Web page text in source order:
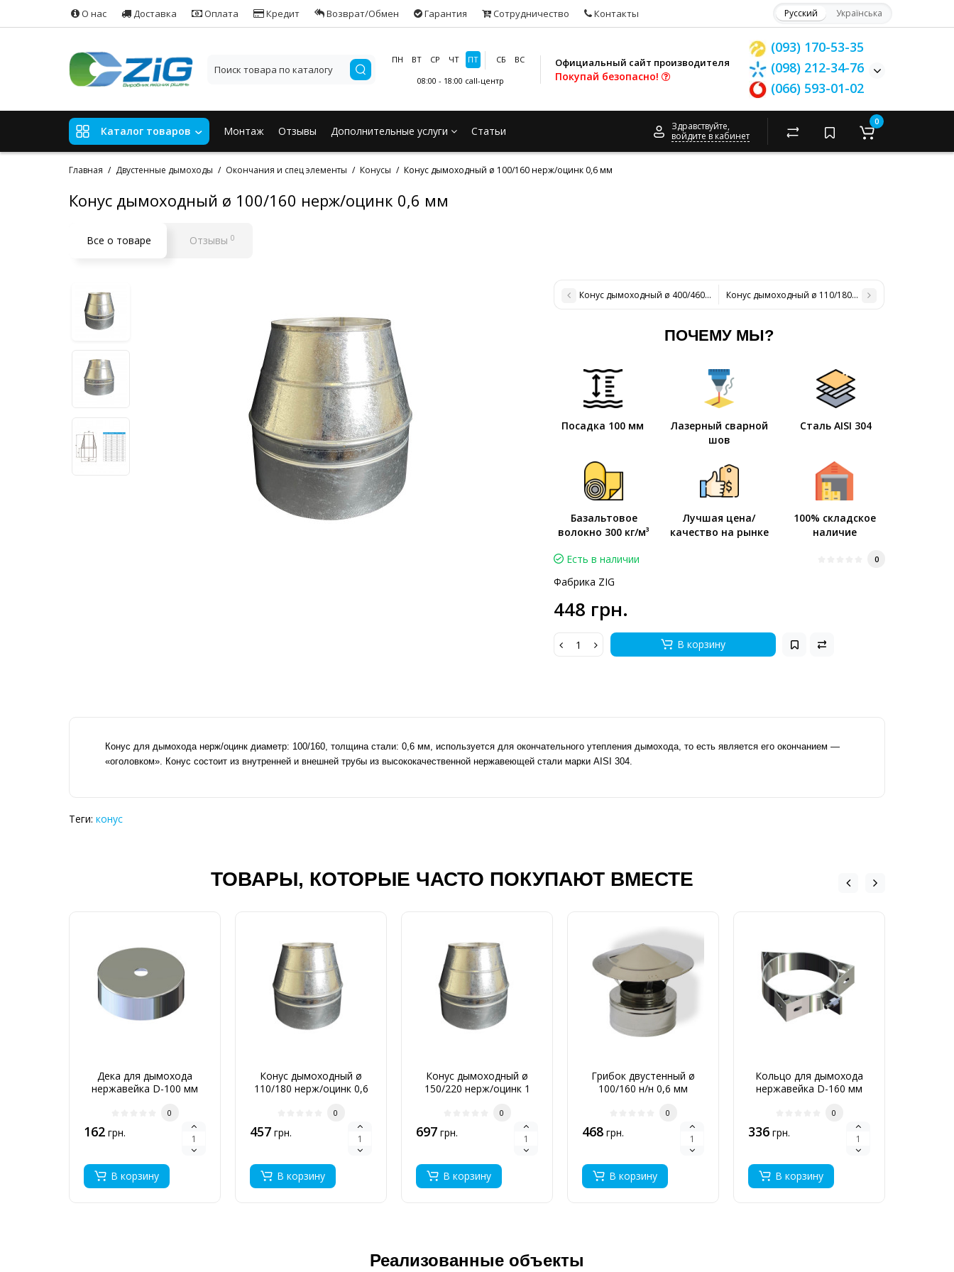
О нас Доставка Оплата Кредит Возврат/Обмен Гарантия Сотрудничество Контакты Русский Українська
ПН ВТ СР ЧТ ПТ СБ
ВС
08:00 - 18:00 call-центр
Официальный сайт производителя
Покупай безопасно!
(093) 170-53-35
(098) 212-34-76
(066) 593-01-02
Каталог товаров Монтаж Отзывы Дополнительные услуги Статьи
Здравствуйте,
войдите в кабинет
0
Главная Двустенные дымоходы Окончания и спец элементы Конусы Конус дымоходный ø 100/160 нерж/оцинк 0,6 мм
Конус дымоходный ø 100/160 нерж/оцинк 0,6 мм
Все о товаре Отзывы 0
Конус дымоходный ø 400/460 нерж/нерж 1 ммКонус дымоходный ø 110/180 нерж/оцинк 0,6 мм
ПОЧЕМУ МЫ?
Посадка 100 мм
Лазерный сварной
шов
Сталь AISI 304
Базальтовое
волокно 300 кг/м³
Лучшая цена/
качество на рынке
100% складское
наличие
Есть в наличии
0
Фабрика ZIG
448 грн.
В корзину
Конус для дымохода нерж/оцинк диаметр: 100/160, толщина стали: 0,6 мм, используется для окончательного утепления дымохода, то есть является его окончанием ―
«оголовком». Конус состоит из внутренней и внешней трубы из высококачественной нержавеющей стали марки AISI 304.
Теги: конус
ТОВАРЫ, КОТОРЫЕ ЧАСТО ПОКУПАЮТ ВМЕСТЕ
Дека для дымохода
нержавейка D-100 мм
0
162 грн.
В корзину
Конус дымоходный ø
110/180 нерж/оцинк 0,6
0
457 грн.
В корзину
Конус дымоходный ø
150/220 нерж/оцинк 1
0
697 грн.
В корзину
Грибок двустенный ø
100/160 н/н 0,6 мм
0
468 грн.
В корзину
Кольцо для дымохода
нержавейка D-160 мм
0
336 грн.
В корзину
Реализованные объекты